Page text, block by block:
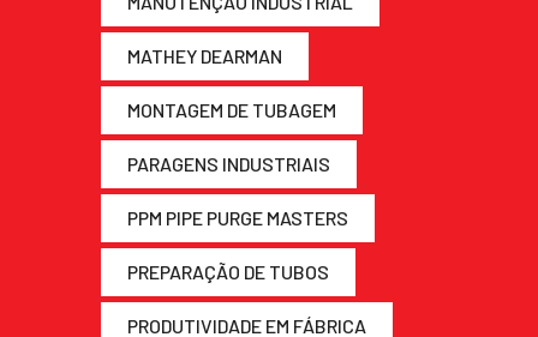
MATHEY DEARMAN
MONTAGEM DE TUBAGEM
PARAGENS INDUSTRIAIS
PPM PIPE PURGE MASTERS
PREPARAÇÃO DE TUBOS
PRODUTIVIDADE EM FÁBRICA